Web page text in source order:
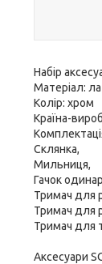
Набір
Матеріал:
Колір: хром
Країна-
Склянка,
Мильниця,
Гачок
Тримач для
Тримач для
Тримач для
Аксесуари